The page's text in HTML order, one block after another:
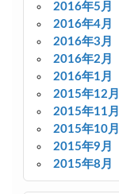
2016年5月
2016年4月
2016年3月
2016年2月
2016年1月
2015年12月
2015年11月
2015年10月
2015年9月
2015年8月